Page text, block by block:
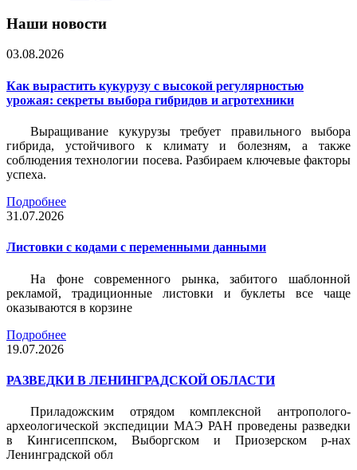
Наши новости
03.08.2026
Как вырастить кукурузу с высокой регулярностью
урожая: секреты выбора гибридов и агротехники
Выращивание кукурузы требует правильного выбора
гибрида, устойчивого к климату и болезням, а также
соблюдения технологии посева. Разбираем ключевые факторы
успеха.
Подробнее
31.07.2026
Листовки c кодами с переменными данными
На фоне современного рынка, забитого шаблонной
рекламой, традиционные листовки и буклеты все чаще
оказываются в корзине
Подробнее
19.07.2026
РАЗВЕДКИ В ЛЕНИНГРАДСКОЙ ОБЛАСТИ
Приладожским отрядом комплексной антрополого-
археологической экспедиции МАЭ РАН проведены разведки
в Кингисеппском, Выборгском и Приозерском р-нах
Ленинградской обл